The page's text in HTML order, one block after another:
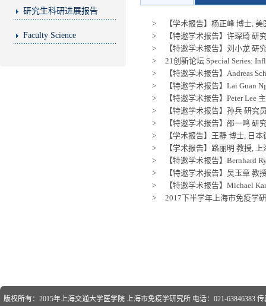
研究生科研进展报告
Faculty Science
>
【学术报告】杨正峰 博士,
>
【特邀学术报告】许琛琦 研
>
【特邀学术报告】刘小龙 研
>
21创新论坛 Special Series:
>
【特邀学术报告】Andreas
>
【特邀学术报告】Lai Guan
>
【特邀学术报告】Peter Lee
>
【特邀学术报告】孙兵 研究
>
【特邀学术报告】邵一鸣 研
>
【学术报告】王静 博士, 日
>
【学术报告】路丽明 教授,
>
【特邀学术报告】Bernhard
>
【特邀学术报告】吴玉章 教
>
【特邀学术报告】Michael
>
2017下半学年上海市免疫学
版权所有：2015年上海交通大学医学院 上海市免疫学研究所 电话：021-63846383 传